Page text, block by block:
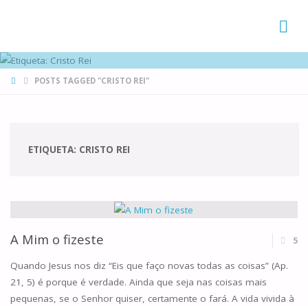
HOMEPOSTS TAGGED "CRISTO REI"
ETIQUETA: CRISTO REI
A Mim o fizeste 5
Quando Jesus nos diz “Eis que faço novas todas as coisas” (Ap.
21, 5) é porque é verdade. Ainda que seja nas coisas mais
pequenas, se o Senhor quiser, certamente o fará. A vida vivida à